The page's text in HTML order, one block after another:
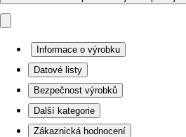
Informace o výrobku
Datové listy
Bezpečnost výrobků
Další kategorie
Zákaznická hodnocení